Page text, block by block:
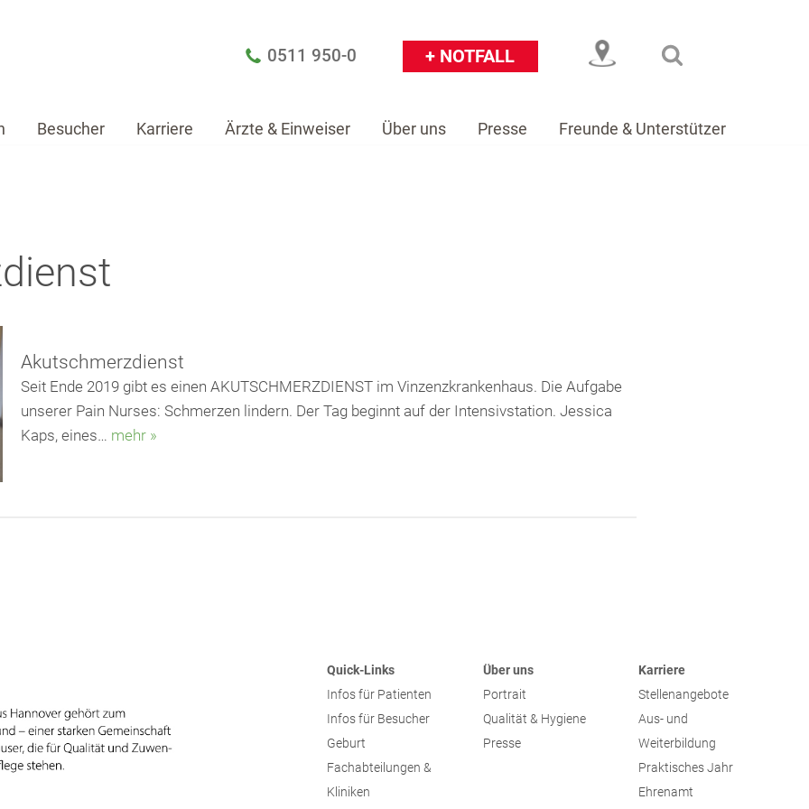
0511 950-0 + NOTFALL
Besucher Karriere Ärzte & Einweiser Über uns Presse Freunde & Unterstützer
Akutschmerzdienst
Seit Ende 2019 gibt es einen AKUTSCHMERZDIENST im Vinzenzkrankenhaus. Die Aufgabe
unserer Pain Nurses: Schmerzen lindern. Der Tag beginnt auf der Intensivstation. Jessica
Kaps, eines… mehr »
Quick-Links
Infos für Patienten
Infos für Besucher
Geburt
Fachabteilungen &
Kliniken
Über uns
Portrait
Qualität & Hygiene
Presse
Karriere
Stellenangebote
Aus- und
Weiterbildung
Praktisches Jahr
Ehrenamt